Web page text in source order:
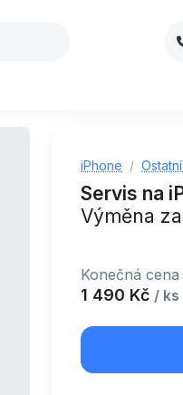
iPhone
Servis na
Výměna
Konečná
1 490 Kč / ks